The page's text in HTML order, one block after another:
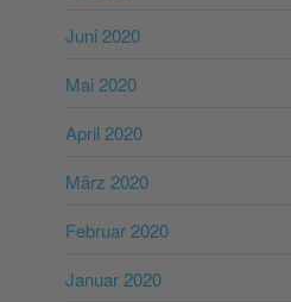
Juni 2020
Mai 2020
April 2020
März 2020
Februar 2020
Januar 2020